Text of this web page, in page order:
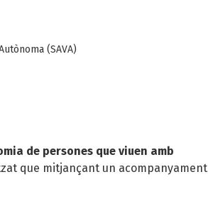
(SAVA)
de persones que viuen amb
que mitjançant un acompanyament